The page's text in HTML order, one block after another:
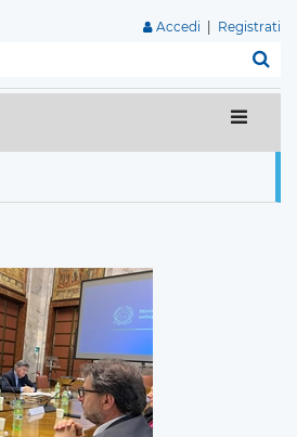
Accedi Registrati